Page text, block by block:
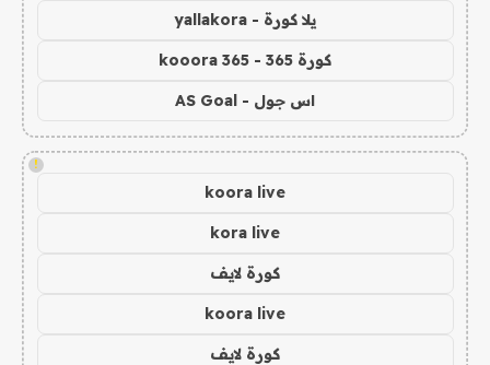
يلا كورة - yallakora
كورة 365 - kooora 365
اس جول - AS Goal
!
koora live
kora live
كورة لايف
koora live
كورة لايف